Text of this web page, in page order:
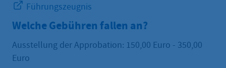
Führungszeugnis
Welche Gebühren fallen an?
Ausstellung der Approbation: 150,00 Euro - 350,00
Euro